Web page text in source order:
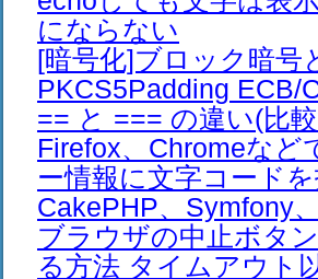
にならない
[暗号化]ブロック暗号
PKCS5Padding ECB/
== と === の違い(比
Firefox、Chromeなど
ー情報に文字コード
CakePHP、Symfony
ブラウザの中止ボタ
る方法 タイムアウト